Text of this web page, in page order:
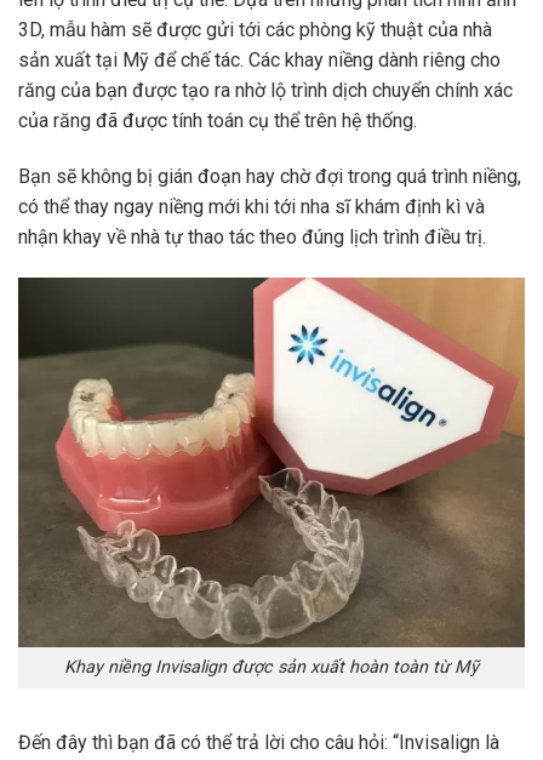
3D, mẫu hàm sẽ được gửi tới các phòng kỹ thuật của nhà
sản xuất tại Mỹ để chế tác. Các khay niềng dành riêng cho
răng của bạn được tạo ra nhờ lộ trình dịch chuyển chính xác
của răng đã được tính toán cụ thể trên hệ thống.
Bạn sẽ không bị gián đoạn hay chờ đợi trong quá trình niềng,
có thể thay ngay niềng mới khi tới nha sĩ khám định kì và
nhận khay về nhà tự thao tác theo đúng lịch trình điều trị.
Khay niềng Invisalign được sản xuất hoàn toàn từ Mỹ
Đến đây thì bạn đã có thể trả lời cho câu hỏi: “Invisalign là